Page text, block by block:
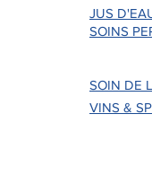
JUS
SOINS
SOIN DE
VINS &